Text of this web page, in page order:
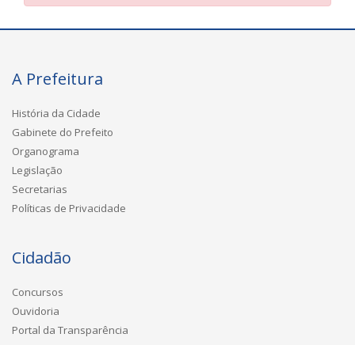
A Prefeitura
História da Cidade
Gabinete do Prefeito
Organograma
Legislação
Secretarias
Políticas de Privacidade
Cidadão
Concursos
Ouvidoria
Portal da Transparência